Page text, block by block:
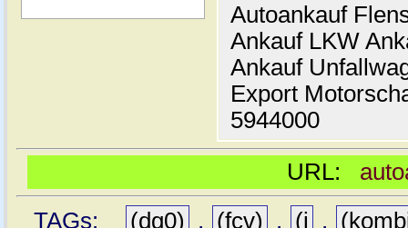
Autoankauf
Ankauf LKW
Ankauf
Export
5944000
URL:
TAGs:
(dg0) , (fcv) , (j ,